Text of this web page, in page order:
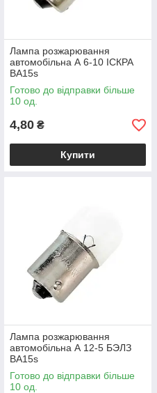
Лампа розжарювання
автомобільна А 6-10 ІСКРА
BA15s
Готово до відправки більше
10 од.
4,80 ₴
Купити
Лампа розжарювання
автомобільна А 12-5 БЭЛЗ
BA15s
Готово до відправки більше
10 од.